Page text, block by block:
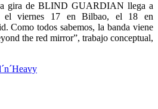
gira de BLIND GUARDIAN llega a
el viernes 17 en Bilbao, el 18 en
Como todos sabemos, la banda viene
the red mirror”, trabajo conceptual,